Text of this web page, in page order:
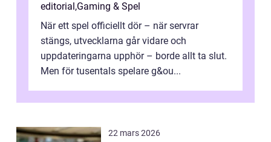
editorial,Gaming & Spel
När ett spel officiellt dör – när servrar
stängs, utvecklarna går vidare och
uppdateringarna upphör – borde allt ta slut.
Men för tusentals spelare g&ou...
22 mars 2026